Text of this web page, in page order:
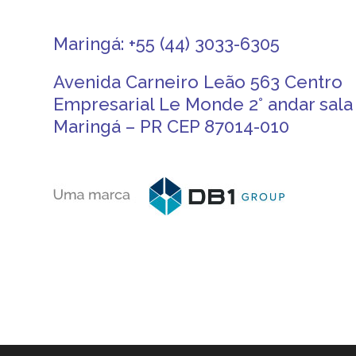
Maringá: +55 (44) 3033-6305
Avenida Carneiro Leão 563 Centro
Empresarial Le Monde 2° andar sala
Maringá – PR CEP 87014-010